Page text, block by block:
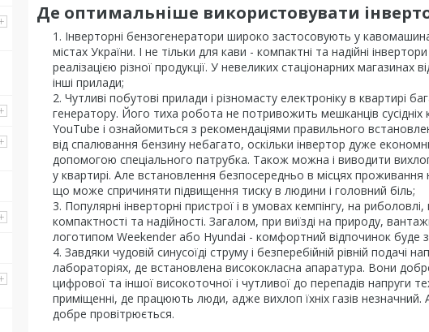
Де оптимальніше використовувати
Інверторні бензогенератори широко застосовують у
містах України. І не тільки для кави - компактні та надійні
реалізацією різної продукції. У невеликих стаціонарних
інші прилади;
Чутливі побутові прилади і різномасту електроніку в квартирі
генератору. Його тиха робота не потривожить мешканців
YouTube і ознайомиться з рекомендаціями правильного
від спалювання бензину небагато, оскільки інвертор дуже
допомогою спеціального патрубка. Також можна і виводити
у квартирі. Але встановлення безпосередньо в місцях
що може спричиняти підвищення тиску в людини і головний біль;
Популярні інверторні пристрої і в умовах кемпінгу, на
компактності та надійності. Загалом, при виїзді на природу,
логотипом Weekender або Hyundai - комфортний відпочинок буде
Завдяки чудовій синусоїді струму і безперебійній рівній подачі
лабораторіях, де встановлена висококласна апаратура. Вони
цифрової та іншої високоточної і чутливої до перепадів напруги
приміщенні, де працюють люди, адже вихлоп їхніх газів
добре провітрюється.